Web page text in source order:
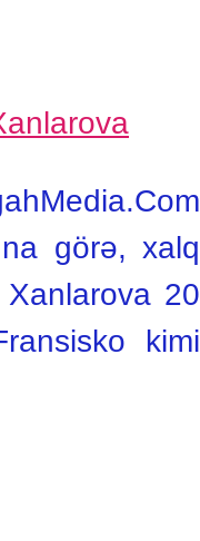
görə, xalq
20
kimi